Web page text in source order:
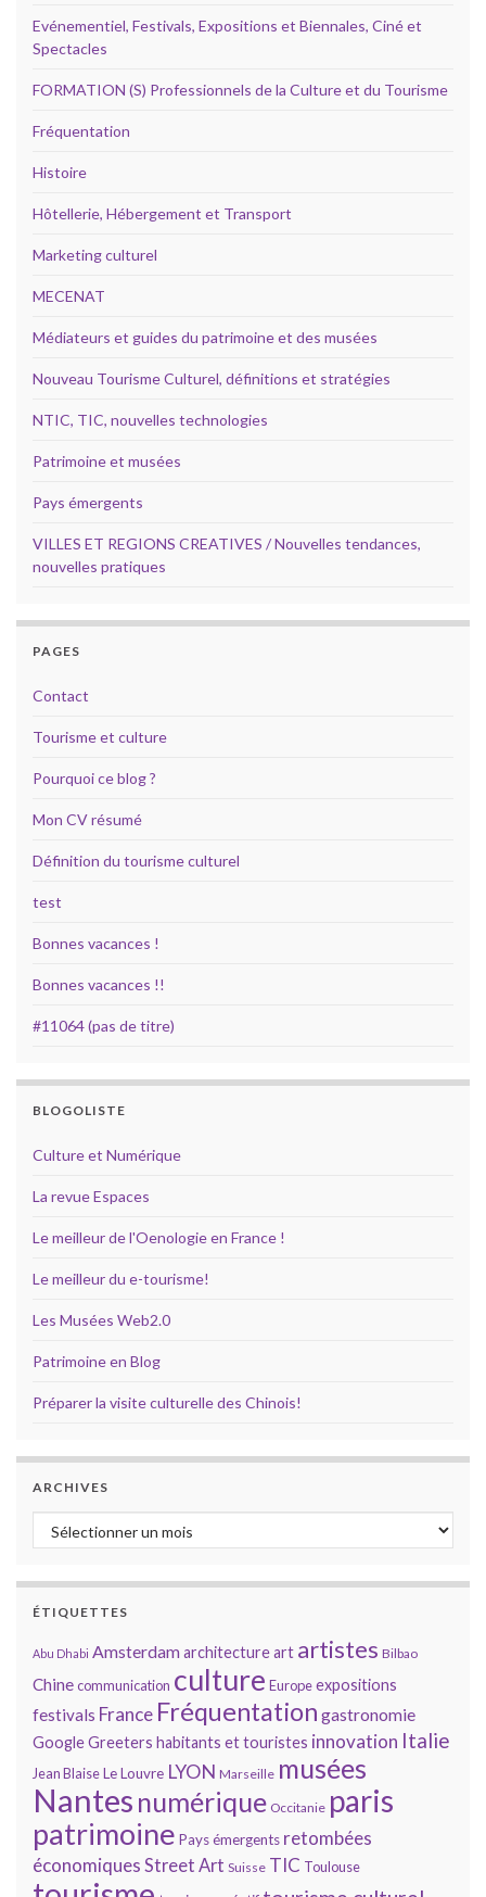
Evénementiel, Festivals, Expositions et Biennales, Ciné et
Spectacles
FORMATION (S) Professionnels de la Culture et du Tourisme
Fréquentation
Histoire
Hôtellerie, Hébergement et Transport
Marketing culturel
MECENAT
Médiateurs et guides du patrimoine et des musées
Nouveau Tourisme Culturel, définitions et stratégies
NTIC, TIC, nouvelles technologies
Patrimoine et musées
Pays émergents
VILLES ET REGIONS CREATIVES / Nouvelles tendances,
nouvelles pratiques
PAGES
Contact
Tourisme et culture
Pourquoi ce blog ?
Mon CV résumé
Définition du tourisme culturel
test
Bonnes vacances !
Bonnes vacances !!
#11064 (pas de titre)
BLOGOLISTE
Culture et Numérique
La revue Espaces
Le meilleur de l'Oenologie en France !
Le meilleur du e-tourisme!
Les Musées Web2.0
Patrimoine en Blog
Préparer la visite culturelle des Chinois!
ARCHIVES
Archives
ÉTIQUETTES
Abu Dhabi Amsterdamarchitectureart artistes Bilbao
Chinecommunication culture Europeexpositions
festivals France Fréquentation gastronomie
GoogleGreeters habitants et touristes innovation Italie
Jean BlaiseLe Louvre LYON Marseille musées
Nantes numérique Occitanie paris
patrimoine Pays émergents retombées
économiques Street Art Suisse TIC Toulouse